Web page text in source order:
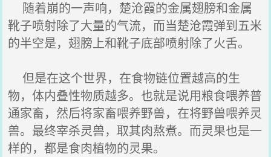
随着崩的一声响，楚沧霞的金属翅膀和金属
靴子喷射除了大量的气流，而当楚沧霞弹到五米
的半空是，翅膀上和靴子底部喷射除了火舌。
但是在这个世界，在食物链位置越高的生
物，体内叠性物质越多。也就是说用粮食喂养普
通家畜，然后将家畜喂养野兽，在将野兽喂养灵
兽。最终宰杀灵兽，取其肉熬煮。而灵果也是一
样的，都是食肉植物的灵果。